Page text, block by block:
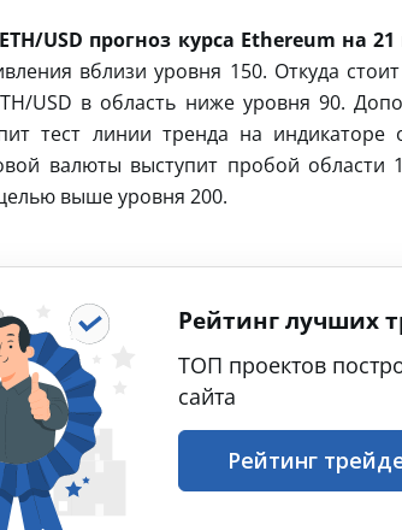
ETH/USD прогноз курса Ethereum на 21
вблизи уровня 150. Откуда
USD в область ниже уровня 90.
тест линии тренда на
валюты выступит пробой области
выше уровня 200.
Рейтинг лучших
ТОП проектов
сайта
Рейтинг